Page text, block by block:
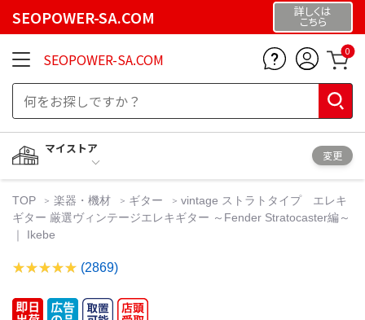
SEOPOWER-SA.COM 詳しくは
こちら
SEOPOWER-SA.COM 0
マイストア
変更
TOP 楽器・機材 ギター
vintage ストラトタイプ エレキ
ギター 厳選ヴィンテージエレキギター ～Fender Stratocaster編～
｜ Ikebe
(2869)